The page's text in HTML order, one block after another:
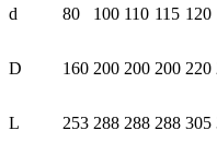
d 80 100 110 115 120
D 160 200 200 200 220
L 253 288 288 288 305